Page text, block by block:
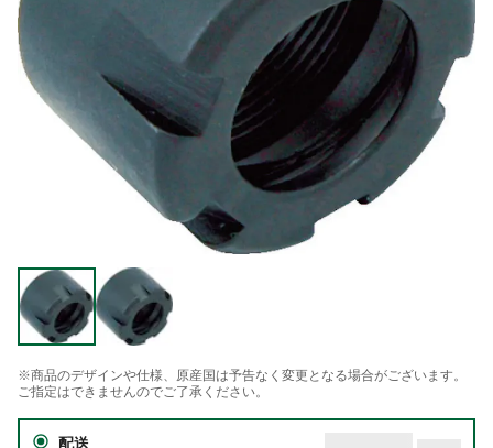
※商品のデザインや仕様、原産国は予告なく変更となる場合がございます。
ご指定はできませんのでご了承ください。
配送